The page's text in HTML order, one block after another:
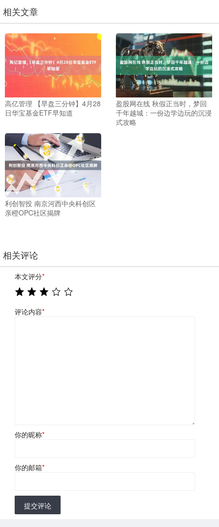
相关文章
高亿管理 【早盘三分钟】4月28
日华宝基金ETF早知道
盈股网在线 秋假正当时，梦回
千年越城：一份边学边玩的沉浸
式攻略
利创智投 南京河西中央科创区
亲橙OPC社区揭牌
相关评论
本文评分*
评论内容*
你的昵称*
你的邮箱*
提交评论